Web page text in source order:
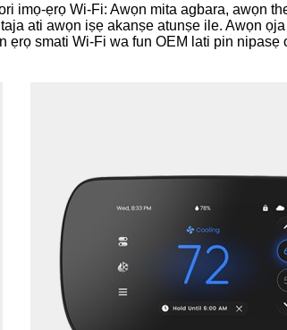
imọ-ẹrọ Wi-Fi: Awọn mita agbara, awọn
ati awọn iṣẹ akanṣe atunṣe ile. Awọn
smati Wi-Fi wa fun OEM lati pin nipasẹ